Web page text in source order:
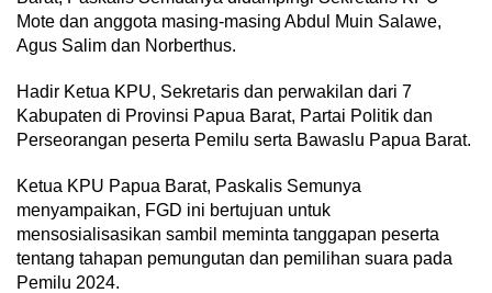
Mote dan anggota masing-masing Abdul Muin Salawe,
Agus Salim dan Norberthus.
Hadir Ketua KPU, Sekretaris dan perwakilan dari 7
Kabupaten di Provinsi Papua Barat, Partai Politik dan
Perseorangan peserta Pemilu serta Bawaslu Papua Barat.
Ketua KPU Papua Barat, Paskalis Semunya
menyampaikan, FGD ini bertujuan untuk
mensosialisasikan sambil meminta tanggapan peserta
tentang tahapan pemungutan dan pemilihan suara pada
Pemilu 2024.